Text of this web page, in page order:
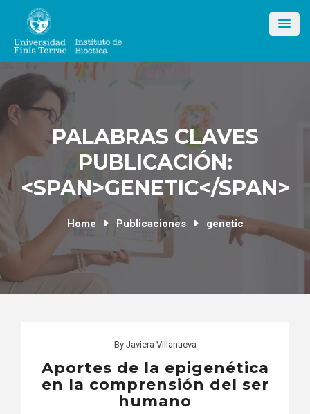
content
PALABRAS CLAVES
PUBLICACIÓN:
<SPAN>GENETIC</SPAN>
Home Publicaciones genetic
By Javiera Villanueva
Aportes de la epigenética
en la comprensión del ser
humano